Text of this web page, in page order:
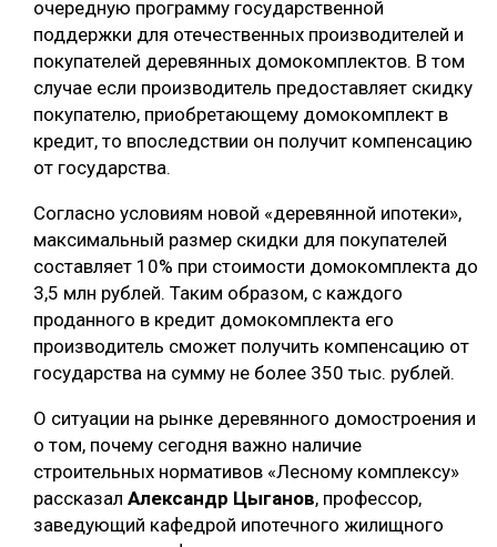
очередную программу государственной
поддержки для отечественных производителей и
покупателей деревянных домокомплектов. В том
случае если производитель предоставляет скидку
покупателю, приобретающему домокомплект в
кредит, то впоследствии он получит компенсацию
от государства.
Согласно условиям новой «деревянной ипотеки»,
максимальный размер скидки для покупателей
составляет 10% при стоимости домокомплекта до
3,5 млн рублей. Таким образом, с каждого
проданного в кредит домокомплекта его
производитель сможет получить компенсацию от
государства на сумму не более 350 тыс. рублей.
О ситуации на рынке деревянного домостроения и
о том, почему сегодня важно наличие
строительных нормативов «Лесному комплексу»
рассказал Александр Цыганов, профессор,
заведующий кафедрой ипотечного жилищного